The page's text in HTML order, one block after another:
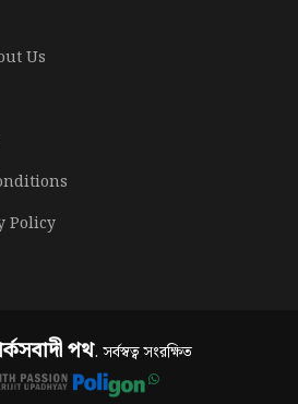
Us
Policy
পথ. সর্বস্বত্ব সংরক্ষিত